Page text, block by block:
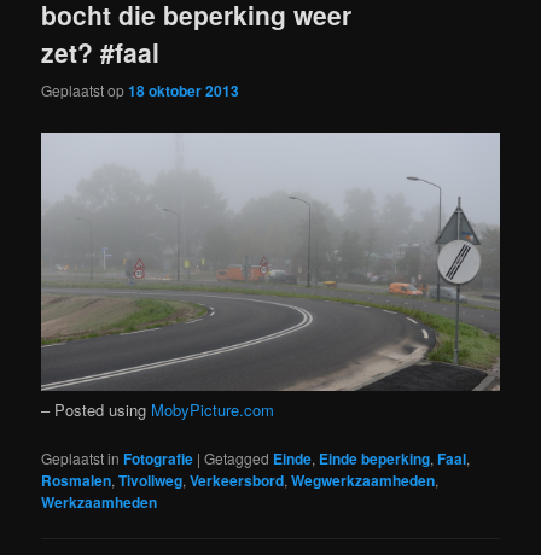
bocht die beperking weer
zet? #faal
Geplaatst op18 oktober 2013
– Posted using MobyPicture.com
Geplaatst in Fotografie |Getagged Einde, Einde beperking,Faal,
Rosmalen,Tivoliweg,Verkeersbord,Wegwerkzaamheden,
Werkzaamheden